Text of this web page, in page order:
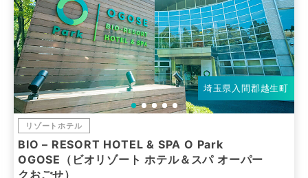
埼玉県入間郡越生町
リゾートホテル
BIO – RESORT HOTEL & SPA O Park
OGOSE（ビオリゾート ホテル＆スパ オーパー
クおごせ）